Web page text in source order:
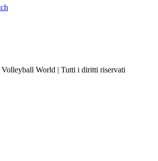
World | Tutti i diritti riservati